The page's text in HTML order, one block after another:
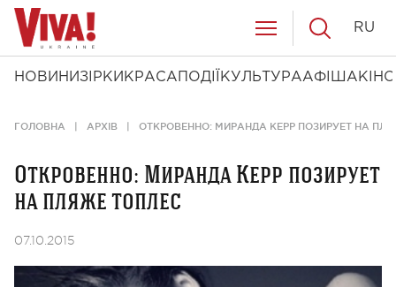
НОВИНИ ЗІРКИ КРАСА ПОДІЇ КУЛЬТУРААФІША КІНО
RU
ГОЛОВНА АРХІВ ОТКРОВЕННО: МИРАНДА КЕРР ПОЗИРУЕТ НА
Откровенно: Миранда Керр позирует
на пляже топлес
07.10.2015